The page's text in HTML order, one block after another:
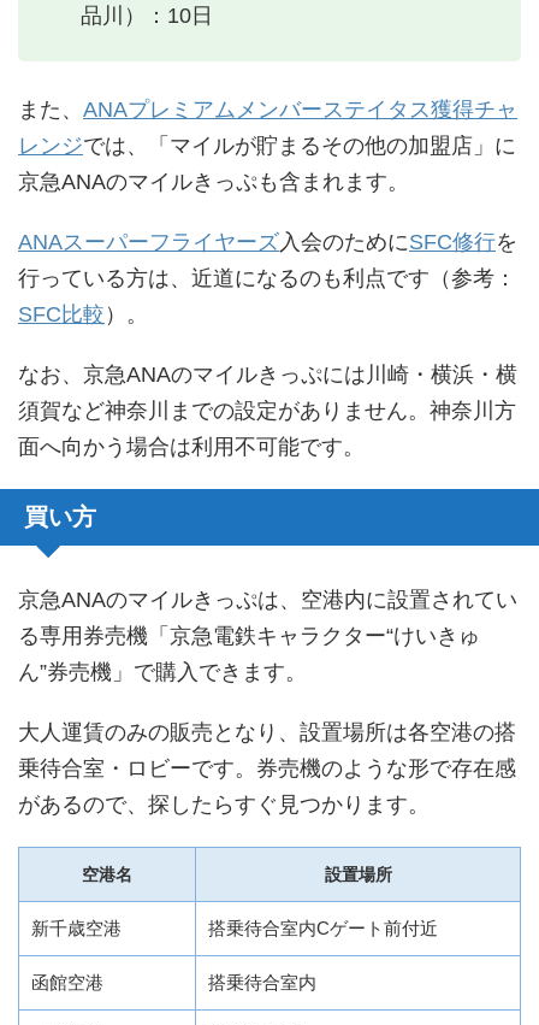
品川）：10日
また、 ANAプレミアムメンバーステイタス獲得チャ
レンジでは、「マイルが貯まるその他の加盟店」に
京急ANAのマイルきっぷも含まれます。
ANAスーパーフライヤーズ入会のためにSFC修行を
行っている方は、近道になるのも利点です（参考：
SFC比較 ）。
なお、京急ANAのマイルきっぷには川崎・横浜・横
須賀など神奈川までの設定がありません。神奈川方
面へ向かう場合は利用不可能です。
買い方
京急ANAのマイルきっぷは、空港内に設置されてい
る専用券売機「京急電鉄キャラクター“けいきゅ
ん”券売機」で購入できます。
大人運賃のみの販売となり、設置場所は各空港の搭
乗待合室・ロビーです。券売機のような形で存在感
があるので、探したらすぐ見つかります。
空港名 設置場所
新千歳空港 搭乗待合室内Cゲート前付近
函館空港 搭乗待合室内